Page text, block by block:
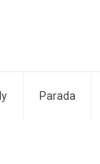
Parada